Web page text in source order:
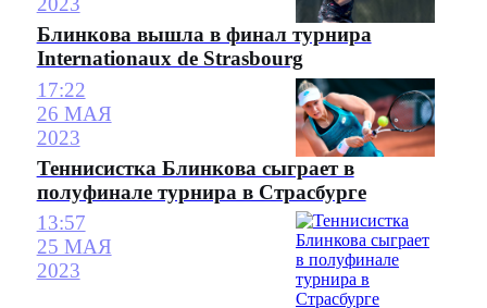
Блинкова вышла в финал турнира
Internationaux de Strasbourg
17:22
26 МАЯ
2023
Теннисистка Блинкова сыграет в
полуфинале турнира в Страсбурге
13:57
25 МАЯ
2023